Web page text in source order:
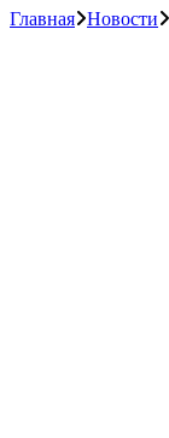
Главная Новости